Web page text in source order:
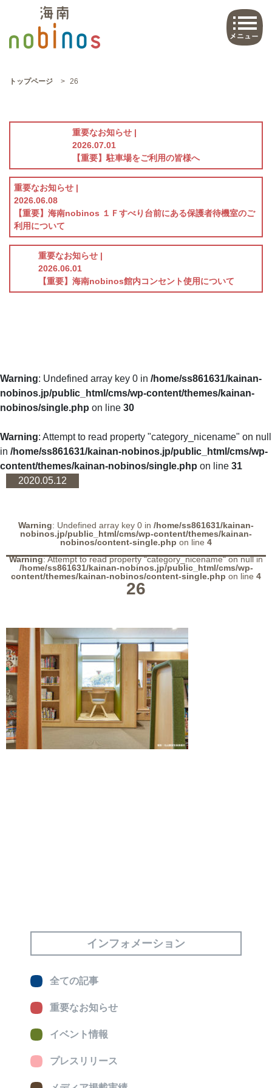
トップページ > 26
重要なお知らせ |
2026.07.01
【重要】駐車場をご利用の皆様へ
重要なお知らせ |
2026.06.08
【重要】海南nobinos １Ｆすべり台前にある保護者待機室のご
利用について
重要なお知らせ |
2026.06.01
【重要】海南nobinos館内コンセント使用について
Warning: Undefined array key 0 in /home/ss861631/kainan-
nobinos.jp/public_html/cms/wp-content/themes/kainan-
nobinos/single.php on line 30
Warning: Attempt to read property "category_nicename" on null
in /home/ss861631/kainan-nobinos.jp/public_html/cms/wp-
content/themes/kainan-nobinos/single.php on line 31
2020.05.12
Warning: Undefined array key 0 in /home/ss861631/kainan-
nobinos.jp/public_html/cms/wp-content/themes/kainan-
nobinos/content-single.php on line 4
Warning: Attempt to read property "category_nicename" on null in
/home/ss861631/kainan-nobinos.jp/public_html/cms/wp-
content/themes/kainan-nobinos/content-single.php on line 4
26
インフォメーション
全ての記事
重要なお知らせ
イベント情報
プレスリリース